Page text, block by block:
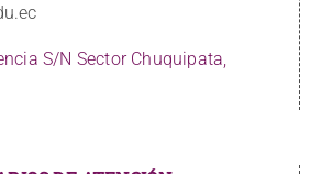
S/N Sector Chuquipata,